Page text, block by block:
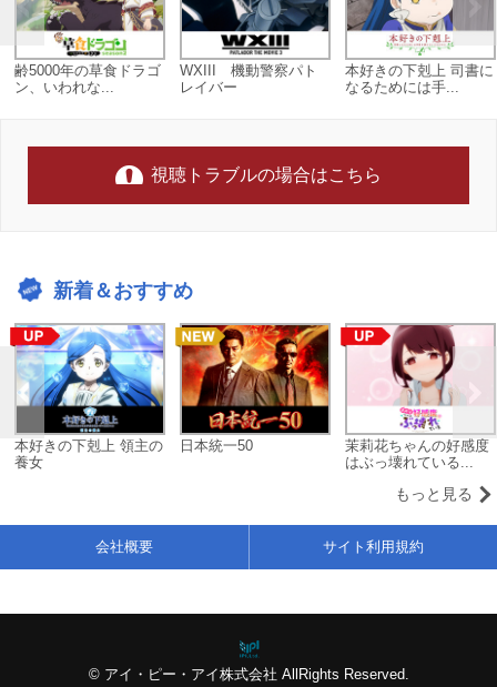
齢5000年の草食ドラゴ
ン、いわれな...
WXIII 機動警察パト
レイバー
本好きの下剋上 司書に
なるためには手...
視聴トラブルの場合はこちら
新着＆おすすめ
本好きの下剋上 領主の
養女
日本統一50
茉莉花ちゃんの好感度
はぶっ壊れている...
もっと見る
© アイ・ピー・アイ株式会社 AllRights Reserved.
会社概要 サイト利用規約